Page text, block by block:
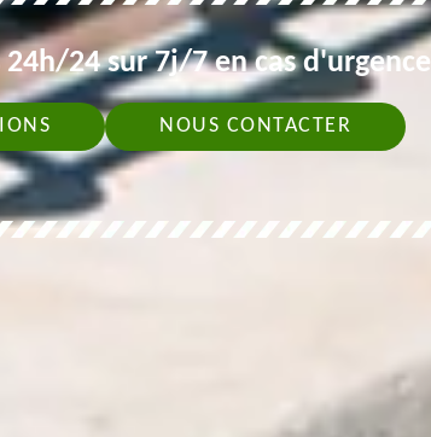
24 sur 7j/7 en cas d'urgence
NOUS CONTACTER